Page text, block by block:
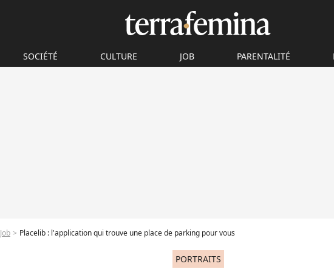
SOCIÉTÉ CULTURE JOB PARENTALITÉ
Job Placelib : l'application qui trouve une place de parking pour vous
PORTRAITS